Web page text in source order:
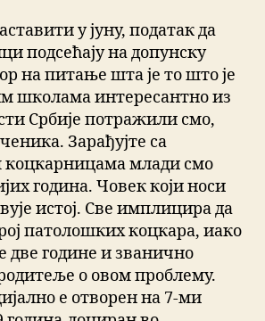
у јуну, податак да
подсећају на допунску
на питање шта је то што је
школама интересантно из
Србије потражили смо,
Зарађујте са
коцкарницама млади смо
година. Човек који носи
истој. Све имплицира да
патолошких коцкара, иако
две године и званично
о овом проблему.
е отворен на 7-ми